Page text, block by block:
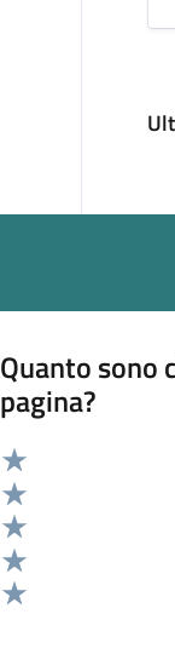
Quanto sono
pagina?
Valuta 5 stelle su 5
Valuta 4 stelle su 5
Valuta 3 stelle su 5
Valuta 2 stelle su 5